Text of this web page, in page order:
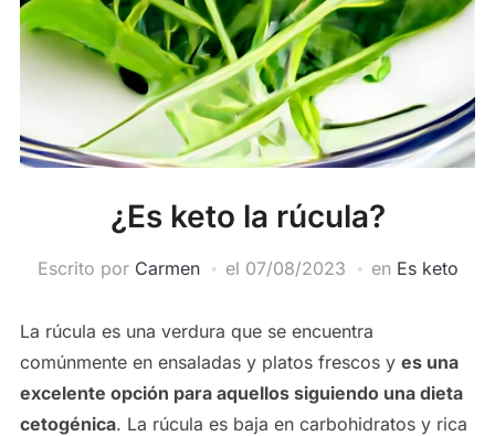
¿Es keto la rúcula?
Escrito por Carmen el 07/08/2023 en Es keto
La rúcula es una verdura que se encuentra
comúnmente en ensaladas y platos frescos y es una
excelente opción para aquellos siguiendo una dieta
cetogénica. La rúcula es baja en carbohidratos y rica